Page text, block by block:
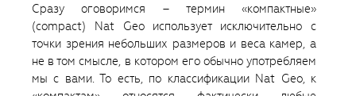
Сразу оговоримся – термин «компактные»
(compact) Nat Geo использует исключительно с
точки зрения небольших размеров и веса камер, а
не в том смысле, в котором его обычно употребляем
мы с вами. То есть, по классификации Nat Geo, к